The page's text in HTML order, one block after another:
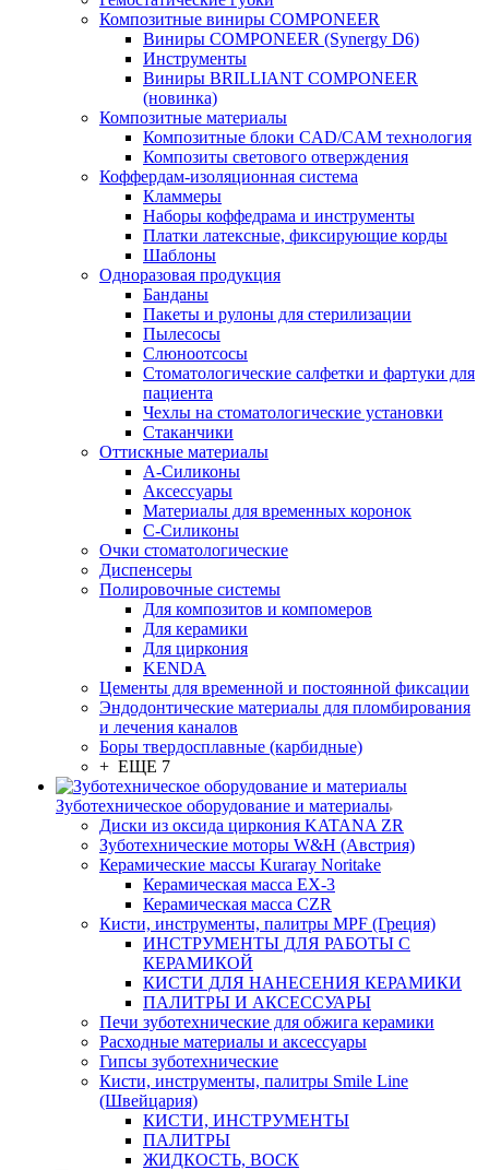
Композитные виниры COMPONEER
Виниры COMPONEER (Synergy D6)
Инструменты
Виниры BRILLIANT COMPONEER
(новинка)
Композитные материалы
Композитные блоки CAD/СAM технология
Композиты светового отверждения
Коффердам-изоляционная система
Кламмеры
Наборы коффедрама и инструменты
Платки латексные, фиксирующие корды
Шаблоны
Одноразовая продукция
Банданы
Пакеты и рулоны для стерилизации
Пылесосы
Слюноотсосы
Стоматологические салфетки и фартуки для
пациента
Чехлы на стоматологические установки
Стаканчики
Оттискные материалы
А-Силиконы
Аксессуары
Материалы для временных коронок
С-Силиконы
Очки стоматологические
Диспенсеры
Полировочные системы
Для композитов и компомеров
Для керамики
Для циркония
KENDA
Цементы для временной и постоянной фиксации
Эндодонтические материалы для пломбирования
и лечения каналов
Боры твердосплавные (карбидные)
+ ЕЩЕ 7
Зуботехническое оборудование и материалы
Диски из оксида циркония KATANA ZR
Зуботехнические моторы W&H (Австрия)
Керамические массы Kuraray Noritake
Керамическая масса EX-3
Керамическая масса CZR
Кисти, инструменты, палитры MPF (Греция)
ИНСТРУМЕНТЫ ДЛЯ РАБОТЫ С
КЕРАМИКОЙ
КИСТИ ДЛЯ НАНЕСЕНИЯ КЕРАМИКИ
ПАЛИТРЫ И АКСЕССУАРЫ
Печи зуботехнические для обжига керамики
Расходные материалы и аксессуары
Гипсы зуботехнические
Кисти, инструменты, палитры Smile Line
(Швейцария)
КИСТИ, ИНСТРУМЕНТЫ
ПАЛИТРЫ
ЖИДКОСТЬ, ВОСК